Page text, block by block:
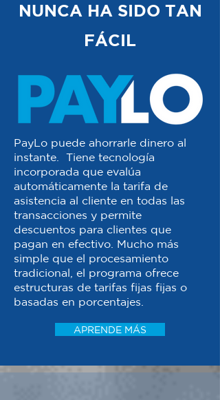
NUNCA HA SIDO TAN
FÁCIL
PayLo puede ahorrarle dinero al
instante. Tiene tecnología
incorporada que evalúa
automáticamente la tarifa de
asistencia al cliente en todas las
transacciones y permite
descuentos para clientes que
pagan en efectivo. Mucho más
simple que el procesamiento
tradicional, el programa ofrece
estructuras de tarifas fijas fijas o
basadas en porcentajes.
APRENDE MÁS